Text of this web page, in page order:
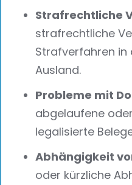
Strafrechtliche
strafrechtliche
Strafverfahren in
Ausland.
Probleme mit
abgelaufene
legalisierte
Abhängigkeit
oder kürzliche